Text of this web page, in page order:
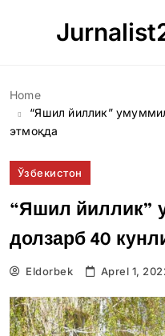
Home
“Яшил йиллик”
этмоқда
Ўзбекистон
“Яшил йиллик”
долзарб 40
Eldorbek Aprel 1,